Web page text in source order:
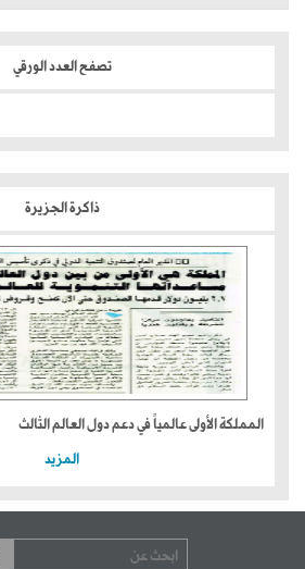
تصفح العدد الورقي
ذاكرة الجزيرة
المملكة الأولى عالمياً في دعم دول العالم الثالث
المزيد